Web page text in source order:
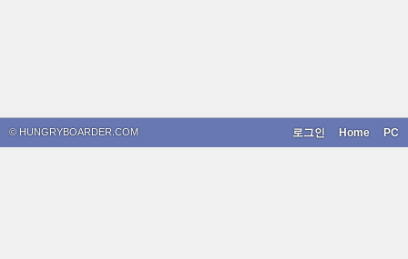
© HUNGRYBOARDER.COM PC
Home
로그인